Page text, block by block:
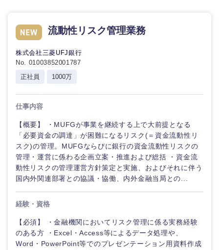
流動性リスク管理業務
株式会社三菱UFJ銀行
No. 01003852001787
正社員
1000万
仕事内容
【概要】 ・MUFGが事業を継続する上で大前提となる
「必要資金の調達」が困難になるリスク(＝資金流動性リ
スク)の管理。MUFGならびに銀行の資金流動性リスクの
管理・運営に係わる企画立案・推進および総括 ・資金流
動性リスクの管理運営方針策定と実施、およびそれに伴う
国内外関連部署との協議・協働、内外金融当局との...
経験・資格
【必須】 ・金融機関においてリスク管理に係る実務経験
のある方 ・Excel・Access等によるデータ処理や、
Word・PowerPoint等でのプレゼンテーション用資料作成